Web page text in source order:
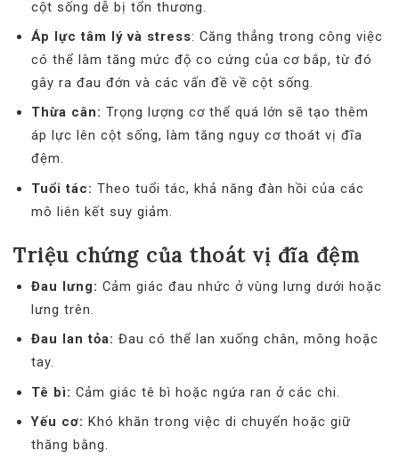
cột sống dễ bị tổn thương.
Áp lực tâm lý và stress: Căng thẳng trong công việc
có thể làm tăng mức độ co cứng của cơ bắp, từ đó
gây ra đau đớn và các vấn đề về cột sống.
Thừa cân: Trọng lượng cơ thể quá lớn sẽ tạo thêm
áp lực lên cột sống, làm tăng nguy cơ thoát vị đĩa
đệm.
Tuổi tác: Theo tuổi tác, khả năng đàn hồi của các
mô liên kết suy giảm.
Triệu chứng của thoát vị đĩa đệm
Đau lưng: Cảm giác đau nhức ở vùng lưng dưới hoặc
lưng trên.
Đau lan tỏa: Đau có thể lan xuống chân, mông hoặc
tay.
Tê bì: Cảm giác tê bì hoặc ngứa ran ở các chi.
Yếu cơ: Khó khăn trong việc di chuyển hoặc giữ
thăng bằng.